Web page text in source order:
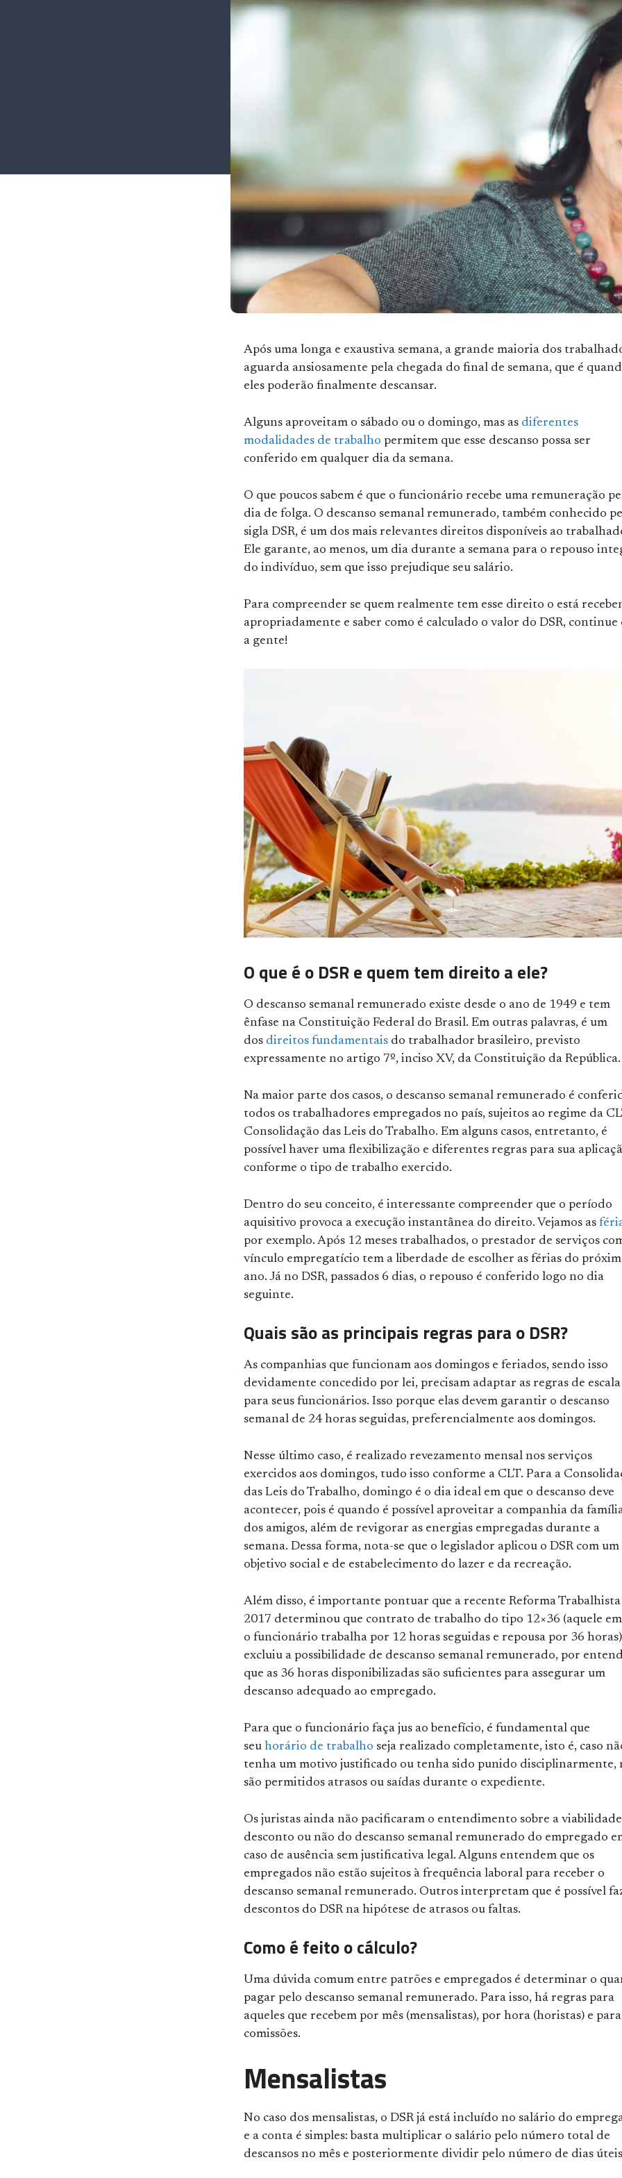
Após uma longa e exaustiva semana, a grande maioria dos
aguarda ansiosamente pela chegada do final de semana, que é
eles poderão finalmente descansar.
Alguns aproveitam o sábado ou o domingo, mas as diferentes
modalidades de trabalho permitem que esse descanso possa ser
conferido em qualquer dia da semana.
O que poucos sabem é que o funcionário recebe uma remuneração
dia de folga. O descanso semanal remunerado, também conhecido
sigla DSR, é um dos mais relevantes direitos disponíveis ao
Ele garante, ao menos, um dia durante a semana para o repouso
do indivíduo, sem que isso prejudique seu salário.
Para compreender se quem realmente tem esse direito o está
apropriadamente e saber como é calculado o valor do DSR, continue
a gente!
O que é o DSR e quem tem direito a ele?
O descanso semanal remunerado existe desde o ano de 1949 e tem
ênfase na Constituição Federal do Brasil. Em outras palavras, é um
dos direitos fundamentais do trabalhador brasileiro, previsto
expressamente no artigo 7º, inciso XV, da Constituição da República.
Na maior parte dos casos, o descanso semanal remunerado é
todos os trabalhadores empregados no país, sujeitos ao regime da
Consolidação das Leis do Trabalho. Em alguns casos, entretanto, é
possível haver uma flexibilização e diferentes regras para sua
conforme o tipo de trabalho exercido.
Dentro do seu conceito, é interessante compreender que o período
aquisitivo provoca a execução instantânea do direito. Vejamos as
por exemplo. Após 12 meses trabalhados, o prestador de serviços
vínculo empregatício tem a liberdade de escolher as férias do
ano. Já no DSR, passados 6 dias, o repouso é conferido logo no dia
seguinte.
Quais são as principais regras para o DSR?
As companhias que funcionam aos domingos e feriados, sendo isso
devidamente concedido por lei, precisam adaptar as regras de escala
para seus funcionários. Isso porque elas devem garantir o descanso
semanal de 24 horas seguidas, preferencialmente aos domingos.
Nesse último caso, é realizado revezamento mensal nos serviços
exercidos aos domingos, tudo isso conforme a CLT. Para a
das Leis do Trabalho, domingo é o dia ideal em que o descanso deve
acontecer, pois é quando é possível aproveitar a companhia da
dos amigos, além de revigorar as energias empregadas durante a
semana. Dessa forma, nota-se que o legislador aplicou o DSR com um
objetivo social e de estabelecimento do lazer e da recreação.
Além disso, é importante pontuar que a recente Reforma
2017 determinou que contrato de trabalho do tipo 12×36 (aquele
o funcionário trabalha por 12 horas seguidas e repousa por 36 horas)
excluiu a possibilidade de descanso semanal remunerado, por
que as 36 horas disponibilizadas são suficientes para assegurar um
descanso adequado ao empregado.
Para que o funcionário faça jus ao benefício, é fundamental que
seu horário de trabalho seja realizado completamente, isto é, caso
tenha um motivo justificado ou tenha sido punido disciplinarmente,
são permitidos atrasos ou saídas durante o expediente.
Os juristas ainda não pacificaram o entendimento sobre a
desconto ou não do descanso semanal remunerado do empregado
caso de ausência sem justificativa legal. Alguns entendem que os
empregados não estão sujeitos à frequência laboral para receber o
descanso semanal remunerado. Outros interpretam que é possível
descontos do DSR na hipótese de atrasos ou faltas.
Como é feito o cálculo?
Uma dúvida comum entre patrões e empregados é determinar o
pagar pelo descanso semanal remunerado. Para isso, há regras para
aqueles que recebem por mês (mensalistas), por hora (horistas) e para
comissões.
Mensalistas
No caso dos mensalistas, o DSR já está incluído no salário do
e a conta é simples: basta multiplicar o salário pelo número total de
descansos no mês e posteriormente dividir pelo número de dias